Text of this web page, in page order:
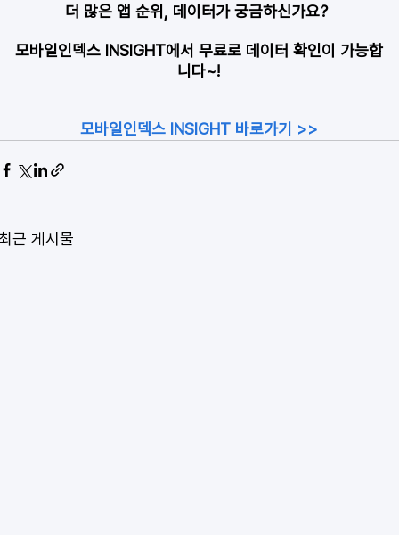
더 많은 앱 순위, 데이터가 궁금하신가요?
모바일인덱스 INSIGHT에서 무료로 데이터 확인이 가능합
니다~!
모바일인덱스 INSIGHT 바로가기 >>
근 게시물